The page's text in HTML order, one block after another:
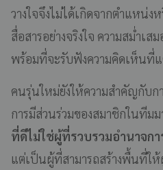
วางใจจึงไม่ได้เกิดจากตำแหน่ง
สื่อสารอย่างจริงใจ ความสม่ำเ
พร้อมที่จะรับฟังความคิดเห็นที่แ
คนรุ่นใหม่ยังให้ความสำคัญกับก
การมีส่วนร่วมของสมาชิกในทีม
ที่ดีไม่ใช่ผู้ที่รวบรวมอำนาจกา
แต่เป็นผู้ที่สามารถสร้างพื้นที่ใ